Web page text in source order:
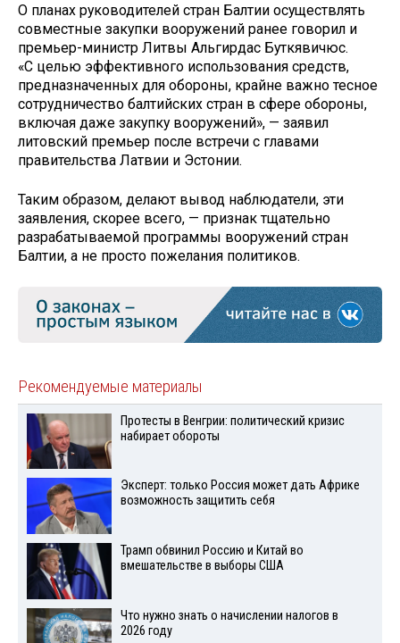
О планах руководителей стран Балтии осуществлять
совместные закупки вооружений ранее говорил и
премьер-министр Литвы Альгирдас Буткявичюс.
«С целью эффективного использования средств,
предназначенных для обороны, крайне важно тесное
сотрудничество балтийских стран в сфере обороны,
включая даже закупку вооружений», — заявил
литовский премьер после встречи с главами
правительства Латвии и Эстонии.
Таким образом, делают вывод наблюдатели, эти
заявления, скорее всего, — признак тщательно
разрабатываемой программы вооружений стран
Балтии, а не просто пожелания политиков.
Рекомендуемые материалы
Протесты в Венгрии: политический кризис
набирает обороты
Эксперт: только Россия может дать Африке
возможность защитить себя
Трамп обвинил Россию и Китай во
вмешательстве в выборы США
Что нужно знать о начислении налогов в
2026 году